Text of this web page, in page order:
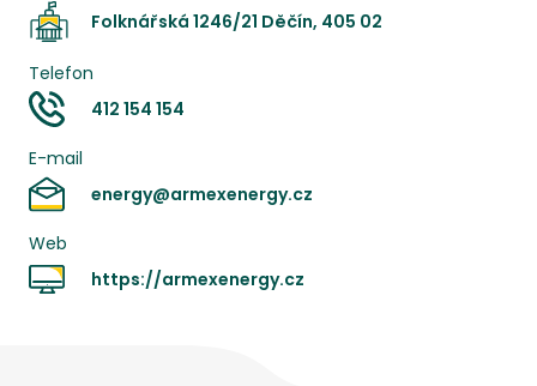
Folknářská 1246/21 Děčín, 405 02
Telefon
412 154 154
E-mail
energy@armexenergy.cz
Web
https://armexenergy.cz